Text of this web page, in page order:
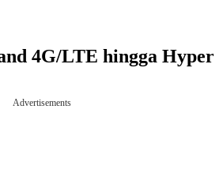
4G/LTE hingga
Advertisements